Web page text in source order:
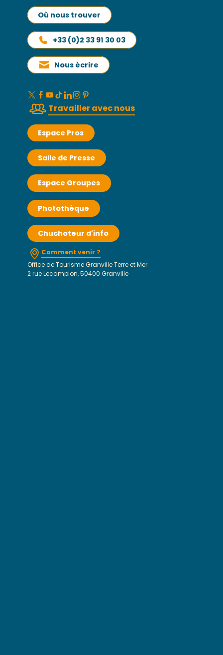
Où nous trouver
+33 (0)2 33 91 30 03
Nous écrire
Travailler avec nous
Espace Pros
Salle de Presse
Espace Groupes
Photothèque
Chuchoteur d'info
Comment venir ?
Office de Tourisme Granville Terre et Mer
2 rue Lecampion, 50400 Granville